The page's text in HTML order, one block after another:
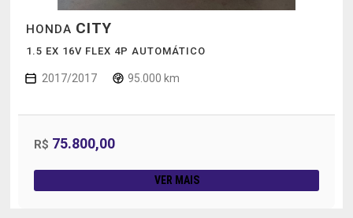
HONDA CITY
1.5 EX 16V FLEX 4P AUTOMÁTICO
2017/2017 95.000 km
R$ 75.800,00
VER MAIS